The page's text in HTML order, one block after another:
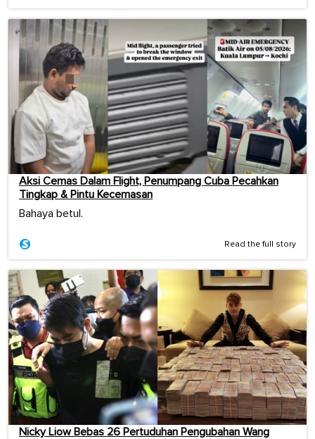
Aksi Cemas Dalam Flight, Penumpang Cuba Pecahkan
Tingkap & Pintu Kecemasan
Bahaya betul.
Read the full story
Nicky Liow Bebas 26 Pertuduhan Pengubahan Wang